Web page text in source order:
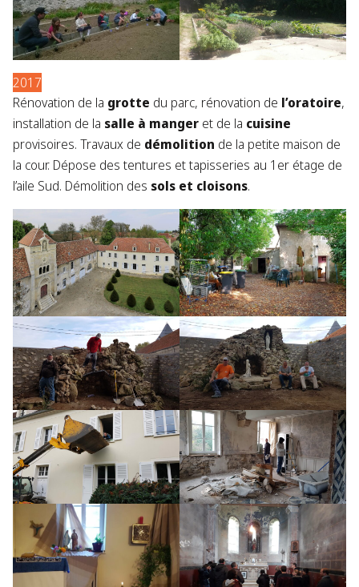
2017
Rénovation de la grotte du parc, rénovation de l’oratoire,
installation de la salle à manger et de la cuisine
provisoires. Travaux de démolition de la petite maison de
la cour​. Dépose des tentures et tapisseries au 1er étage de
l’aile Sud. Démolition des sols et cloisons.